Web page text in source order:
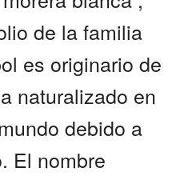
de la familia
es originario de
naturalizado en
debido a
El nombre